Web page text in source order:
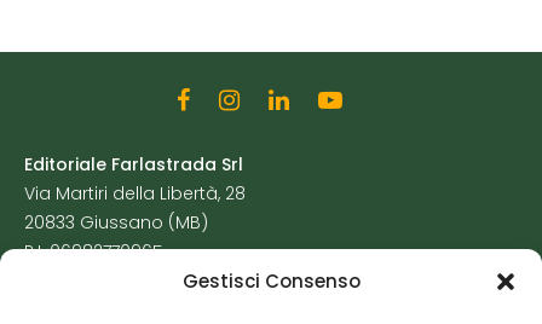
Gestisci Consenso
Editoriale Farlastrada Srl
Via Martiri della Libertà, 28
20833 Giussano (MB)
P.I. 06982770965